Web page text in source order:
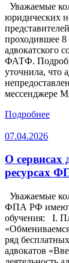
Уважаемые
юридических
проходившее 8
адвокатского
ФАТФ.
уточнила, что
мессенджере
Подробнее
07.04.2026
О сервисах
ресурсах
Уважаемые
ФПА РФ
обучения: I.
ряд
адвокатов